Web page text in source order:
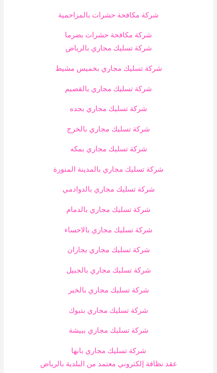
شركة مكافحة حشرات بالمزاحمية
شركة مكافحة حشرات بضرما
شركة تسليك مجاري بالرياض
شركة تسليك مجاري بخميس مشيط
شركة تسليك مجاري بالقصيم
شركة تسليك مجاري بجده
شركة تسليك مجاري بالخرج
شركة تسليك مجاري بمكه
شركة تسليك مجاري بالمدينة المنورة
شركة تسليك مجاري بالدوادمي
شركة تسليك مجاري بالدمام
شركة تسليك مجاري بالاحساء
شركة تسليك مجاري بجازان
شركة تسليك مجاري بالجبيل
شركة تسليك مجاري بالخبر
شركة تسليك مجاري بتبوك
شركة تسليك مجاري ببيشة
شركة تسليك مجاري بابها
عقد نظافة إلكتروني معتمد من البلدية بالرياض